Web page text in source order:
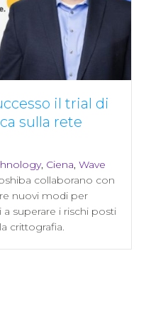
il trial di
sulla rete
, Ciena, Wave
collaborano con
nuovi modi per
superare i rischi posti
crittografia.